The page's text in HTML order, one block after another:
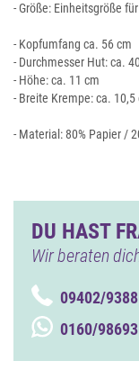
- Größe: Einheitsgröße
- Kopfumfang ca. 56 cm
- Durchmesser Hut: ca.
- Höhe: ca. 11 cm
- Breite Krempe: ca. 10,5
- Material: 80% Papier /
DU HAST
Wir beraten
09402/
0160/